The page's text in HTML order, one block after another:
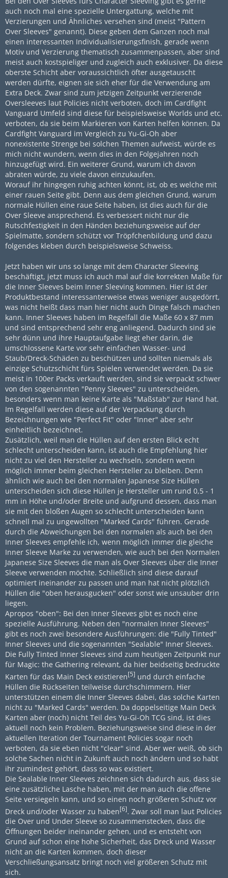
auch noch mal eine spezielle Untergattung, welche mit
Verzierungen und Ähnliches versehen sind (meist "Pattern
Over Sleeves" genannt). Diese geben dem Ganzen noch mal
einen interessanten Individualisierungsfinish, gerade wenn
Motiv und Verzierung thematisch zusammenpassen, aber sind
meist auch kostspieliger und zugleich auch exklusiver. Da diese
oberste Schicht aber voraussichtlich öfter ausgetauscht
werden dürfte, eignen sie sich eher für die Verwendung am
Extra Deck. Zwar sind zum jetzigen Zeitpunkt verzierende
Oversleeves laut Policies nicht verboten, doch im Cardfight
Vanguard Umfeld sind diese für beispielsweise Worlds und etc.
verboten, da sie beim Markieren von Karten helfen können. Da
Cardfight Vanguard im Vergleich zu Yu-Gi-Oh aber
nonexistente Strenge bei solchen Themen aufweist, würde es
mich nicht wundern, wenn dies in den Folgejahren noch
hinzugefügt wird. Ein weiterer Grund, warum ich davon
abraten würde, zu viele davon einzukaufen.
Worauf ihr hingegen ruhig achten könnt, ist, ob es welche mit
einer rauen Seite gibt. Denn aus dem gleichen Grund, warum
normale Hüllen eine raue Seite haben, ist dies auch für die
Over Sleeve ansprechend. Es verbessert nicht nur die
Rutschfestigkeit in den Händen beziehungsweise auf der
Spielmatte, sondern schützt vor Tröpfchenbildung und dazu
folgendes kleben durch beispielsweise Schweiss.
Jetzt haben wir uns so lange mit dem Character Sleeving
beschäftigt, jetzt muss ich auch mal auf die korrekten Maße für
die Inner Sleeves beim Inner Sleeving kommen. Hier ist der
Produktbestand interessanterweise etwas weniger ausgedörrt,
was nicht heißt dass man hier nicht auch Dinge falsch machen
kann. Inner Sleeves haben im Regelfall die Maße 60 x 87 mm
und sind entsprechend sehr eng anliegend. Dadurch sind sie
sehr dünn und ihre Hauptaufgabe liegt eher darin, die
umschlossene Karte vor sehr einfachen Wasser- und
Staub/Dreck-Schäden zu beschützen und sollten niemals als
einzige Schutzschicht fürs Spielen verwendet werden. Da sie
meist in 100er Packs verkauft werden, sind sie verpackt schwer
von den sogenannten "Penny Sleeves" zu unterscheiden,
besonders wenn man keine Karte als "Maßstab" zur Hand hat.
Im Regelfall werden diese auf der Verpackung durch
Bezeichnungen wie "Perfect Fit" oder "Inner" aber sehr
einheitlich bezeichnet.
Zusätzlich, weil man die Hüllen auf den ersten Blick echt
schlecht unterscheiden kann, ist auch die Empfehlung hier
nicht zu viel den Hersteller zu wechseln, sondern wenn
möglich immer beim gleichen Hersteller zu bleiben. Denn
ähnlich wie auch bei den normalen Japanese Size Hüllen
unterscheiden sich diese Hüllen je Hersteller um rund 0,5 - 1
mm in Höhe und/oder Breite und aufgrund dessen, dass man
sie mit den bloßen Augen so schlecht unterscheiden kann
schnell mal zu ungewollten "Marked Cards" führen. Gerade
durch die Abweichungen bei den normalen als auch bei den
Inner Sleeves empfehle ich, wenn möglich immer die gleiche
Inner Sleeve Marke zu verwenden, wie auch bei den Normalen
Japanese Size Sleeves die man als Over Sleeves über die Inner
Sleeve verwenden möchte. Schließlich sind diese darauf
optimiert ineinander zu passen und man hat nicht plötzlich
Hüllen die "oben herausgucken" oder sonst wie unsauber drin
liegen.
Apropos "oben": Bei den Inner Sleeves gibt es noch eine
spezielle Ausführung. Neben den "normalen Inner Sleeves"
gibt es noch zwei besondere Ausführungen: die "Fully Tinted"
Inner Sleeves und die sogenannten "Sealable" Inner Sleeves.
Die Fully Tinted Inner Sleeves sind zum heutigen Zeitpunkt nur
für Magic: the Gathering relevant, da hier beidseitig bedruckte
Karten für das Main Deck existieren[5] und durch einfache
Hüllen die Rückseiten teilweise durchschimmern. Hier
unterstützen einem die Inner Sleeves dabei, das solche Karten
nicht zu "Marked Cards" werden. Da doppelseitige Main Deck
Karten aber (noch) nicht Teil des Yu-Gi-Oh TCG sind, ist dies
aktuell noch kein Problem. Beziehungsweise sind diese in der
aktuellen Iteration der Tournament Policies sogar noch
verboten, da sie eben nicht "clear" sind. Aber wer weiß, ob sich
solche Sachen nicht in Zukunft auch noch ändern und so habt
ihr zumindest gehört, dass so was existiert.
Die Sealable Inner Sleeves zeichnen sich dadurch aus, dass sie
eine zusätzliche Lasche haben, mit der man auch die offene
Seite versiegeln kann, und so einen noch größeren Schutz vor
Dreck und/oder Wasser zu haben[6]. Zwar soll man laut Policies
die Over und Under Sleeve so zusammenstecken, dass die
Öffnungen beider ineinander gehen, und es entsteht von
Grund auf schon eine hohe Sicherheit, das Dreck und Wasser
nicht an die Karten kommen, doch dieser
Verschließungsansatz bringt noch viel größeren Schutz mit
sich.